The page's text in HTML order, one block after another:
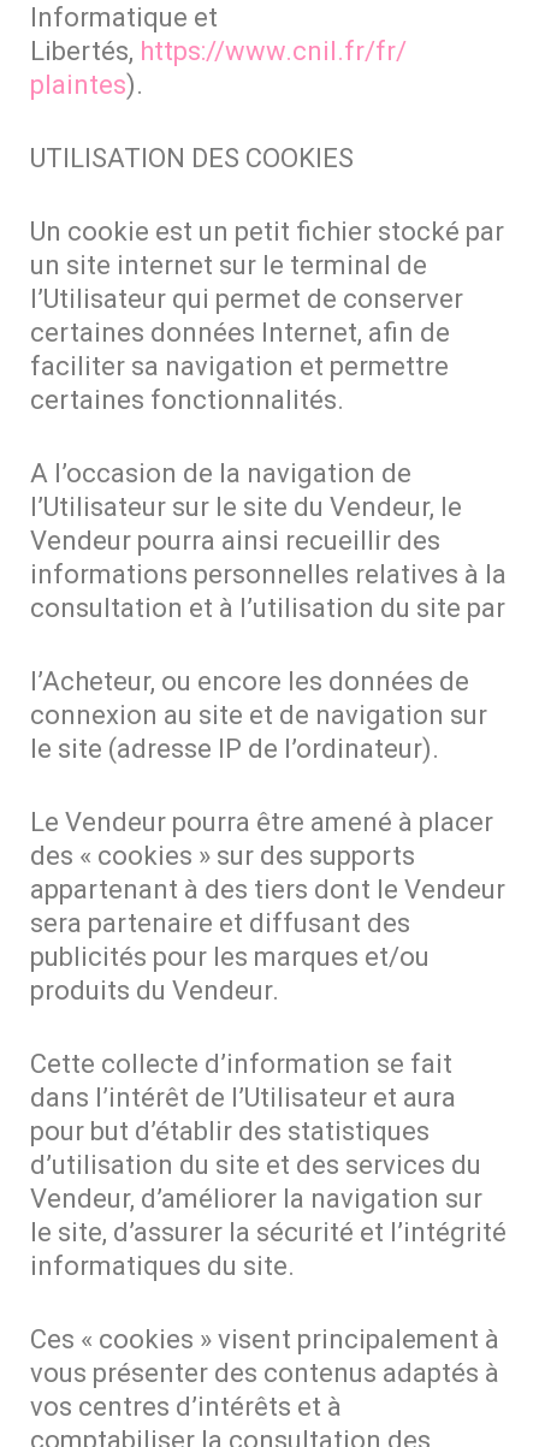
Informatique et
Libertés, https://www.cnil.fr/fr/
plaintes).
UTILISATION DES COOKIES
Un cookie est un petit fichier stocké par
un site internet sur le terminal de
l’Utilisateur qui permet de conserver
certaines données Internet, afin de
faciliter sa navigation et permettre
certaines fonctionnalités.
A l’occasion de la navigation de
l’Utilisateur sur le site du Vendeur, le
Vendeur pourra ainsi recueillir des
informations personnelles relatives à la
consultation et à l’utilisation du site par
l’Acheteur, ou encore les données de
connexion au site et de navigation sur
le site (adresse IP de l’ordinateur).
Le Vendeur pourra être amené à placer
des « cookies » sur des supports
appartenant à des tiers dont le Vendeur
sera partenaire et diffusant des
publicités pour les marques et/ou
produits du Vendeur.
Cette collecte d’information se fait
dans l’intérêt de l’Utilisateur et aura
pour but d’établir des statistiques
d’utilisation du site et des services du
Vendeur, d’améliorer la navigation sur
le site, d’assurer la sécurité et l’intégrité
informatiques du site.
Ces « cookies » visent principalement à
vous présenter des contenus adaptés à
vos centres d’intérêts et à
comptabiliser la consultation des